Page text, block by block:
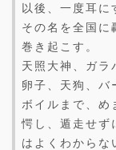
以後、一度耳に
その名を全国に
巻き起こす。
天照大神、ガラ
卵子、天狗、バ
ボイルまで、め
愕し、遁走せず
はよくわからな